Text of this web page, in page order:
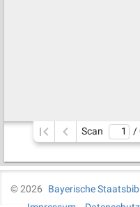
Scan /
©2026
Bayerische